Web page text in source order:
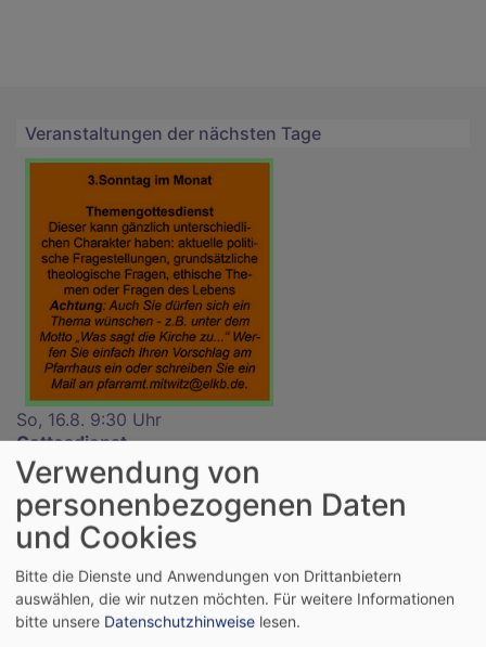
Veranstaltungen der nächsten Tage
So, 16.8. 9:30 Uhr
Gottesdienst
Mitwitz Jakobskirche Mitwitz
Verwendung von
personenbezogenen Daten
und Cookies
Bitte die Dienste und Anwendungen von Drittanbietern
auswählen, die wir nutzen möchten. Für weitere Informationen
bitte unsere Datenschutzhinweise lesen.